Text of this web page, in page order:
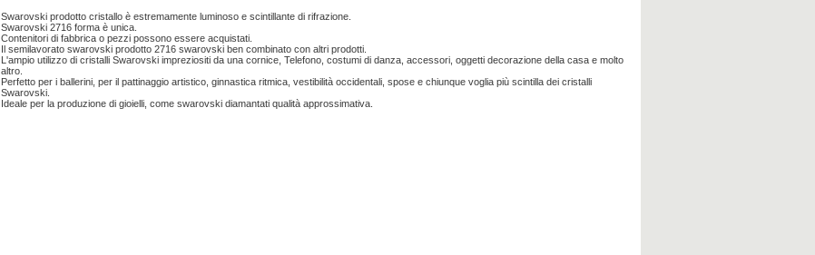
Swarovski prodotto cristallo è estremamente luminoso e scintillante di rifrazione
Swarovski 2716 forma è unica
Contenitori di fabbrica o pezzi possono essere acquistati.
Il semilavorato swarovski prodotto 2716 swarovski ben combinato con altri prodotti.
L'ampio utilizzo di cristalli Swarovski impreziositi da una cornice Telefono, costumi di danza accessori oggetti decorazione della casa e molto
altro.
Perfetto per i ballerini per il pattinaggio artistico ginnastica ritmica vestibilità occidentali spose e chiunque voglia più scintilla dei cristalli
Swarovski
Ideale per la produzione di gioielli come swarovski diamantati qualità approssimativa